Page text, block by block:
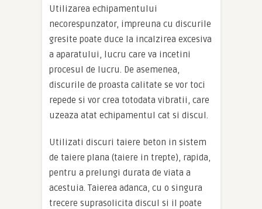
Utilizarea echipamentului
necorespunzator, impreuna cu discurile
gresite poate duce la incalzirea excesiva
a aparatului, lucru care va incetini
procesul de lucru. De asemenea,
discurile de proasta calitate se vor toci
repede si vor crea totodata vibratii, care
uzeaza atat echipamentul cat si discul.
Utilizati discuri taiere beton in sistem
de taiere plana (taiere in trepte), rapida,
pentru a prelungi durata de viata a
acestuia. Taierea adanca, cu o singura
trecere suprasolicita discul si il poate